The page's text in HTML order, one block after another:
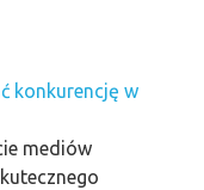
konkurencję w
mediów